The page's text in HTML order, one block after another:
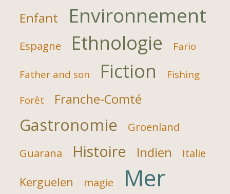
Enfant Environnement
Espagne Ethnologie Fario
Father and son Fiction
Fishing
Forêt
Franche-Comté
Gastronomie
Groenland
Guarana
Histoire Indien Italie
Kerguelen magie Mer